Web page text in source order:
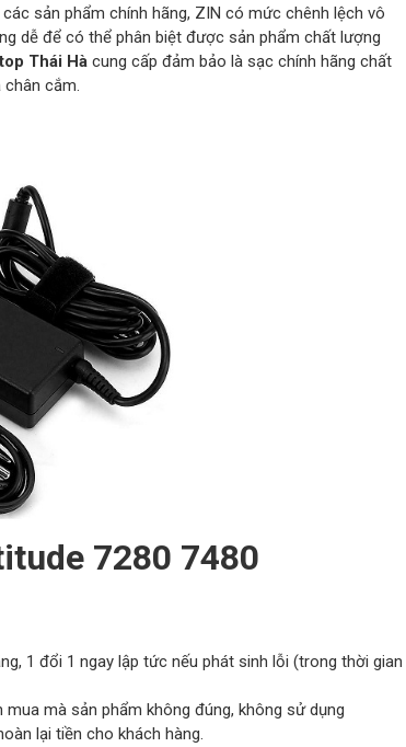
sản phẩm chính hãng, ZIN có mức chênh lệch vô
dễ để có thể phân biệt được sản phẩm chất lượng
Thái Hà cung cấp đảm bảo là sạc chính hãng chất
cắm.
7280 7480
1 đổi 1 ngay lập tức nếu phát sinh lỗi (trong thời gian
mà sản phẩm không đúng, không sử dụng
lại tiền cho khách hàng.